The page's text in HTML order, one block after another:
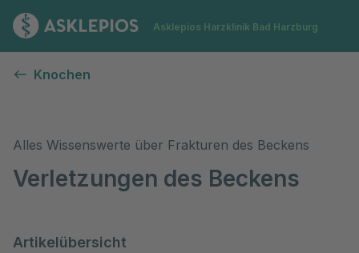
Zur Startseite
Asklepios Harzklinik Bad Harzburg
Knochen
Alles Wissenswerte über Frakturen des Beckens
Verletzungen des Beckens
Artikelübersicht